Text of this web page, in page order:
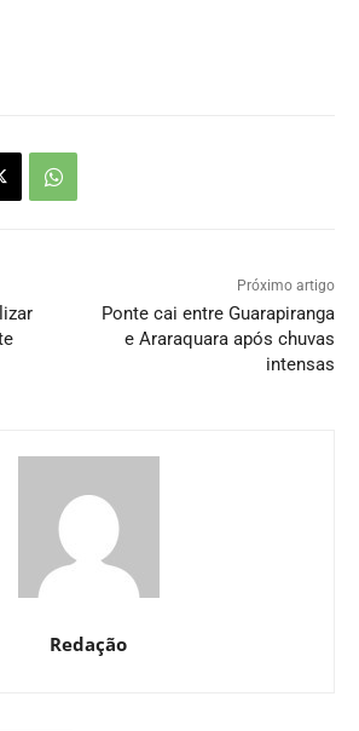
Próximo artigo
Ponte cai entre Guarapiranga
e Araraquara após chuvas
intensas
Redação